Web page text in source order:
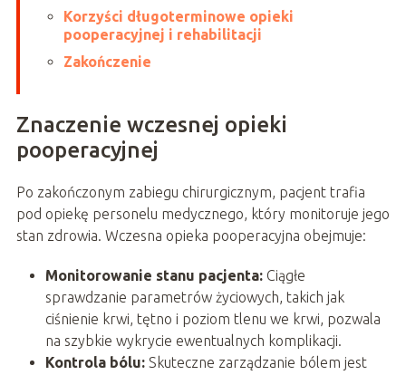
Korzyści długoterminowe opieki
pooperacyjnej i rehabilitacji
Zakończenie
Znaczenie wczesnej opieki
pooperacyjnej
Po zakończonym zabiegu chirurgicznym, pacjent trafia
pod opiekę personelu medycznego, który monitoruje jego
stan zdrowia. Wczesna opieka pooperacyjna obejmuje:
Monitorowanie stanu pacjenta:Ciągłe
sprawdzanie parametrów życiowych, takich jak
ciśnienie krwi, tętno i poziom tlenu we krwi, pozwala
na szybkie wykrycie ewentualnych komplikacji.
Kontrola bólu:Skuteczne zarządzanie bólem jest